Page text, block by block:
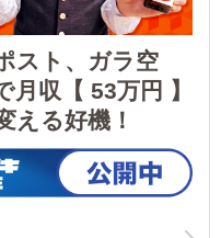
スト、ガラ空
月収【 53万円 】
える好機！